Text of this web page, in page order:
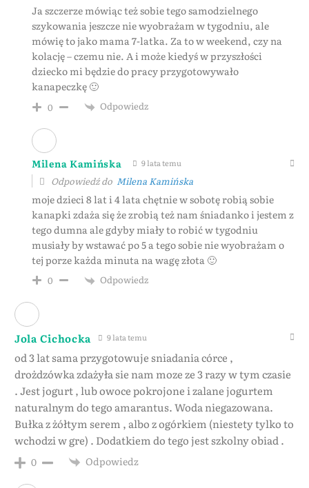
Ja szczerze mówiąc też sobie tego samodzielnego
szykowania jeszcze nie wyobrażam w tygodniu, ale
mówię to jako mama 7-latka. Za to w weekend, czy na
kolację – czemu nie. A i może kiedyś w przyszłości
dziecko mi będzie do pracy przygotowywało
kanapeczkę 🙂
0 Odpowiedz
Milena Kamińska 9 lata temu
Odpowiedź do Milena Kamińska
moje dzieci 8 lat i 4 lata chętnie w sobotę robią sobie
kanapki zdaża się że zrobią też nam śniadanko i jestem z
tego dumna ale gdyby miały to robić w tygodniu
musiały by wstawać po 5 a tego sobie nie wyobrażam o
tej porze każda minuta na wagę złota 🙂
0 Odpowiedz
Jola Cichocka 9 lata temu
od 3 lat sama przygotowuje sniadania córce ,
drożdzówka zdażyła sie nam moze ze 3 razy w tym czasie
. Jest jogurt , lub owoce pokrojone i zalane jogurtem
naturalnym do tego amarantus. Woda niegazowana.
Bułka z żółtym serem , albo z ogórkiem (niestety tylko to
wchodzi w gre) . Dodatkiem do tego jest szkolny obiad .
0 Odpowiedz